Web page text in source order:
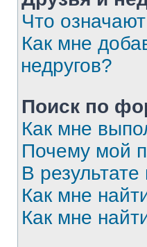
Что
Как мне
недругов?
Поиск по
Как мне
Почему мой
В
Как мне
Как мне